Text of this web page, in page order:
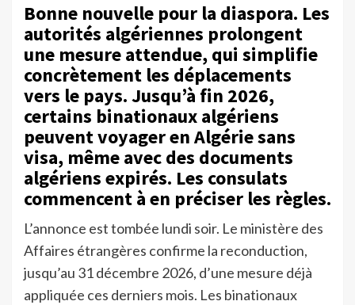
Bonne nouvelle pour la diaspora. Les
autorités algériennes prolongent
une mesure attendue, qui simplifie
concrètement les déplacements
vers le pays. Jusqu’à fin 2026,
certains binationaux algériens
peuvent voyager en Algérie sans
visa, même avec des documents
algériens expirés. Les consulats
commencent à en préciser les règles.
L’annonce est tombée lundi soir. Le ministère des
Affaires étrangères confirme la reconduction,
jusqu’au 31 décembre 2026, d’une mesure déjà
appliquée ces derniers mois. Les binationaux